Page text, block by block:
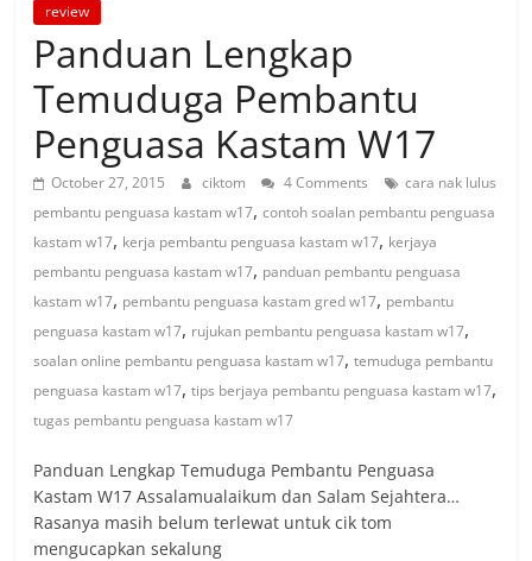
review
Panduan Lengkap
Temuduga Pembantu
Penguasa Kastam W17
October 27, 2015 ciktom 4 Comments
cara nak lulus
pembantu penguasa kastam w17,contoh soalan pembantu penguasa
kastam w17, kerja pembantu penguasa kastam w17, kerjaya
pembantu penguasa kastam w17, panduan pembantu penguasa
kastam w17, pembantu penguasa kastam gred w17, pembantu
penguasa kastam w17, rujukan pembantu penguasa kastam w17,
soalan online pembantu penguasa kastam w17,temuduga pembantu
penguasa kastam w17,tips berjaya pembantu penguasa kastam w17,
tugas pembantu penguasa kastam w17
Panduan Lengkap Temuduga Pembantu Penguasa
Kastam W17 Assalamualaikum dan Salam Sejahtera…
Rasanya masih belum terlewat untuk cik tom
mengucapkan sekalung